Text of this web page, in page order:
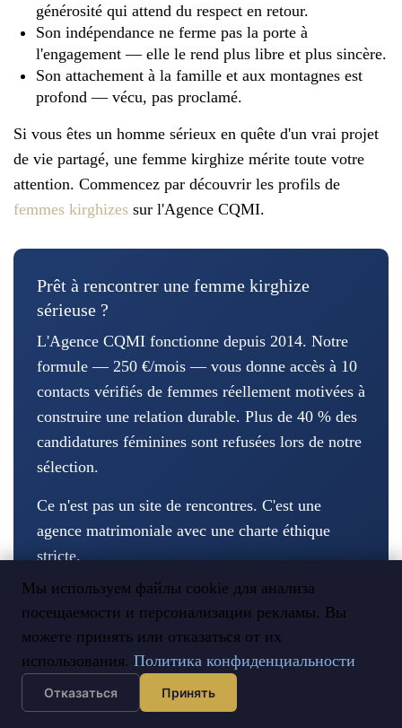
Мы используем файлы cookie для анализа
посещаемости и персонализации рекламы. Вы
можете принять или отказаться от их
использования. Политика конфиденциальности
Отказаться Принять
générosité qui attend du respect en retour.
Son indépendance ne ferme pas la porte à
l'engagement — elle le rend plus libre et plus sincère.
Son attachement à la famille et aux montagnes est
profond — vécu, pas proclamé.
Si vous êtes un homme sérieux en quête d'un vrai projet
de vie partagé, une femme kirghize mérite toute votre
attention. Commencez par découvrir les profils de
femmes kirghizes sur l'Agence CQMI.
Prêt à rencontrer une femme kirghize
sérieuse ?
L'Agence CQMI fonctionne depuis 2014. Notre
formule — 250 €/mois — vous donne accès à 10
contacts vérifiés de femmes réellement motivées à
construire une relation durable. Plus de 40 % des
candidatures féminines sont refusées lors de notre
sélection.
Ce n'est pas un site de rencontres. C'est une
agence matrimoniale avec une charte éthique
stricte.
350+ mariages réussis | Taux de divorce < 7
% | Aucun chatbot, aucun traducteur
fantôme
Découvrir notre processus →